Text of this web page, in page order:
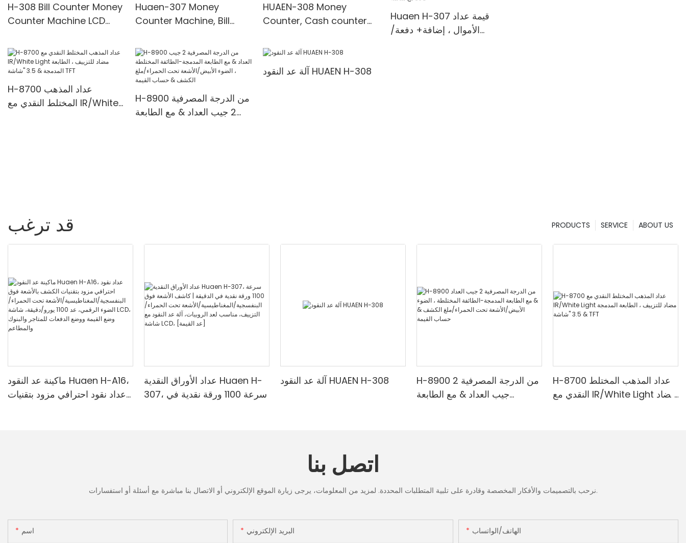
H-308 Bill Counter Money
Counter Machine LCD
Multi-Funs Modes 1100
Pcs/Mins
Huaen-307 Money
Counter Machine, Bill
Detection
HUAEN-308 Money
Counter, Cash counter
for Bank/Retail/Shop
Huaen H-307 قيمة عداد
الأموال ، إضافة+ دفعة/
H-8700 عداد المذهب
المختلط النقدي مع IR/White
H-8900 من الدرجة المصرفية
2 جيب العداد & مع الطابعة
آلة عد النقود HUAEN H-308
قد ترغب ABOUT US
SERVICE
PRODUCTS
ماكينة عد النقود Huaen H-A16،
عداد نقود احترافي مزود بتقنيات
عداد الأوراق النقدية Huaen H-
307، سرعة 1100 ورقة نقدية في
آلة عد النقود HUAEN H-308
H-8900 من الدرجة المصرفية 2
جيب العداد & مع الطابعة
H-8700 عداد المذهب المختلط
النقدي مع IR/White Light مضاد
اتصل بنا
نرحب بالتصميمات والأفكار المخصصة وقادرة على تلبية المتطلبات المحددة. لمزيد من المعلومات، يرجى زيارة الموقع الإلكتروني أو الاتصال بنا مباشرة مع أسئلة أو استفسارات.
اسم البريد الإلكتروني الهاتف/الواتساب